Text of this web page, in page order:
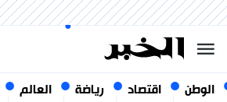
الوطن اقتصاد رياضة العالم
07 أغسطس 2026
الجزائر